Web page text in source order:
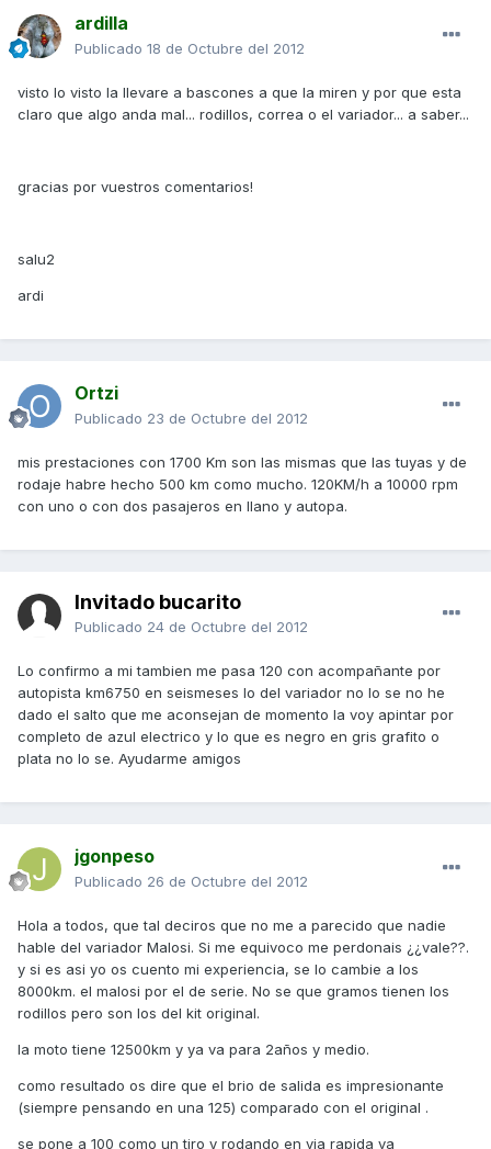
ardilla
Publicado 18 de Octubre del 2012
visto lo visto la llevare a bascones a que la miren y por que esta
claro que algo anda mal... rodillos, correa o el variador... a saber...
gracias por vuestros comentarios!
salu2
ardi
Ortzi
Publicado 23 de Octubre del 2012
mis prestaciones con 1700 Km son las mismas que las tuyas y de
rodaje habre hecho 500 km como mucho. 120KM/h a 10000 rpm
con uno o con dos pasajeros en llano y autopa.
Invitado bucarito
Publicado 24 de Octubre del 2012
Lo confirmo a mi tambien me pasa 120 con acompañante por
autopista km6750 en seismeses lo del variador no lo se no he
dado el salto que me aconsejan de momento la voy apintar por
completo de azul electrico y lo que es negro en gris grafito o
plata no lo se. Ayudarme amigos
jgonpeso
Publicado 26 de Octubre del 2012
Hola a todos, que tal deciros que no me a parecido que nadie
hable del variador Malosi. Si me equivoco me perdonais ¿¿vale??.
y si es asi yo os cuento mi experiencia, se lo cambie a los
8000km. el malosi por el de serie. No se que gramos tienen los
rodillos pero son los del kit original.
la moto tiene 12500km y ya va para 2años y medio.
como resultado os dire que el brio de salida es impresionante
(siempre pensando en una 125) comparado con el original .
se pone a 100 como un tiro y rodando en via rapida va